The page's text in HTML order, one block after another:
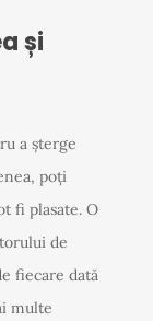
și
a șterge
poți
fi plasate. O
de
fiecare dată
multe